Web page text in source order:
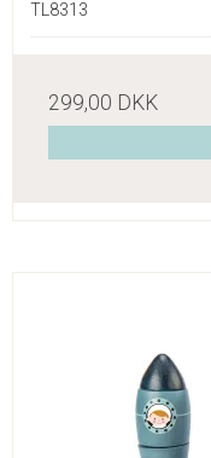
TL8313
299,00 DKK